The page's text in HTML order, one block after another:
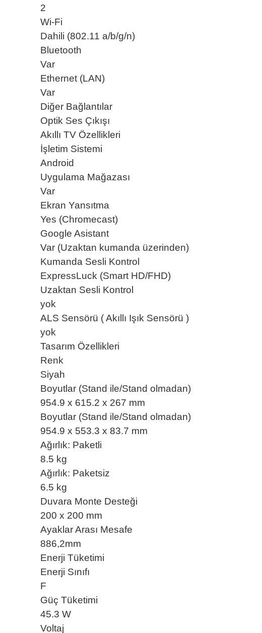
2
Wi-Fi
Dahili (802.11 a/b/g/n)
Bluetooth
Var
Ethernet (LAN)
Var
Diğer Bağlantılar
Optik Ses Çıkışı
Akıllı TV Özellikleri
İşletim Sistemi
Android
Uygulama Mağazası
Var
Ekran Yansıtma
Yes (Chromecast)
Google Asistant
Var (Uzaktan kumanda üzerinden)
Kumanda Sesli Kontrol
ExpressLuck (Smart HD/FHD)
Uzaktan Sesli Kontrol
yok
ALS Sensörü ( Akıllı Işık Sensörü )
yok
Tasarım Özellikleri
Renk
Siyah
Boyutlar (Stand ile/Stand olmadan)
954.9 x 615.2 x 267 mm
Boyutlar (Stand ile/Stand olmadan)
954.9 x 553.3 x 83.7 mm
Ağırlık: Paketli
8.5 kg
Ağırlık: Paketsiz
6.5 kg
Duvara Monte Desteği
200 x 200 mm
Ayaklar Arası Mesafe
886,2mm
Enerji Tüketimi
Enerji Sınıfı
F
Güç Tüketimi
45.3 W
Voltaj